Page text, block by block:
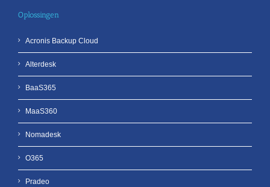
Oplossingen
Acronis Backup Cloud
Alterdesk
BaaS365
MaaS360
Nomadesk
O365
Pradeo